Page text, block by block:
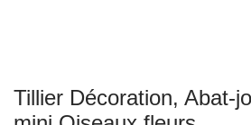
Tillier Décoration, Abat-